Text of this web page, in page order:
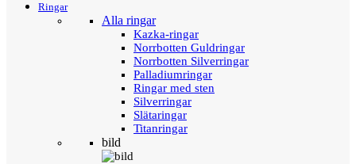
Ringar
Alla ringar
Kazka-ringar
Norrbotten Guldringar
Norrbotten Silverringar
Palladiumringar
Ringar med sten
Silverringar
Slätaringar
Titanringar
bild